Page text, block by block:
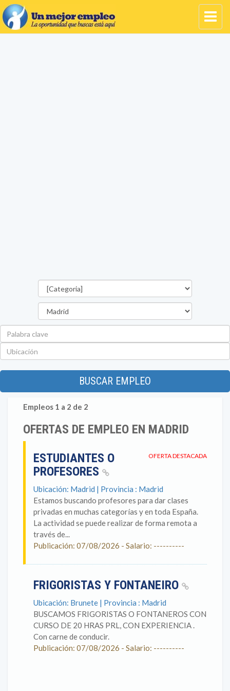
BUSCAR EMPLEO
Empleos 1 a 2 de 2
OFERTAS DE EMPLEO EN MADRID
OFERTA DESTACADA
ESTUDIANTES O
PROFESORES
Ubicación: Madrid | Provincia : Madrid
Estamos buscando profesores para dar clases
privadas en muchas categorías y en toda España.
La actividad se puede realizar de forma remota a
través de...
Publicación: 07/08/2026 - Salario: ----------
FRIGORISTAS Y FONTANEIRO
Ubicación: Brunete | Provincia : Madrid
BUSCAMOS FRIGORISTAS O FONTANEROS CON
CURSO DE 20 HRAS PRL, CON EXPERIENCIA .
Con carne de conducir.
Publicación: 07/08/2026 - Salario: ----------